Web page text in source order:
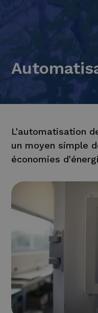
L'automatisation
un moyen simple
économies